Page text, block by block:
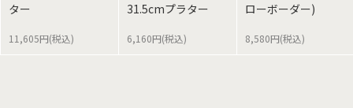
ター
11,605円(税込)
31.5cmプラター
6,160円(税込)
ローボーダー)
8,580円(税込)